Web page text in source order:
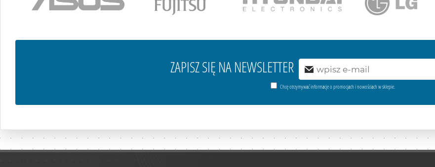
ZAPISZ SIĘ NA NEWSLETTER
Chcę otrzymywać informacje o promocjach i nowościach w sklepie.